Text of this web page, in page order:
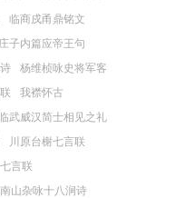
临商戍甬鼎铭文
庄子内篇应帝王句
杨维桢咏史将军客
我襟怀古
武威汉简士相见之礼
川原台榭七言联
言联
山杂咏十八涧诗